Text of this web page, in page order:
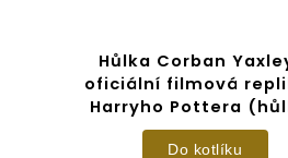
Hůlka Corban
oficiální filmová
Harryho Pottera
Do kotlíku